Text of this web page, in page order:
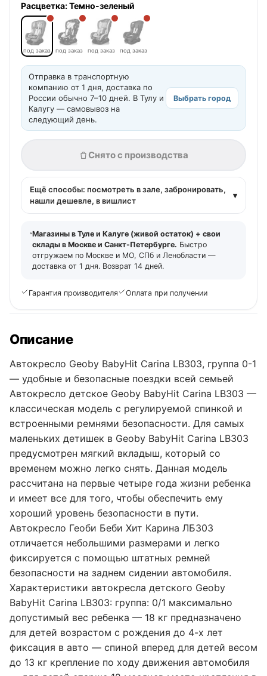
Расцветка:Темно-зеленый
под заказ под заказ под заказ под заказ
Отправка в транспортную
компанию от 1 дня, доставка по
России обычно 7–10 дней. В Тулу и
Калугу — самовывоз на
следующий день.
Выбрать город
Снято с производства
Ещё способы: посмотреть в зале, забронировать,
нашли дешевле, в вишлист
▾
Магазины в Туле и Калуге (живой остаток) + свои
склады в Москве и Санкт-Петербурге. Быстро
отгружаем по Москве и МО, СПб и Ленобласти —
доставка от 1 дня. Возврат 14 дней.
Гарантия производителя Оплата при получении
Описание
Автокресло Geoby BabyHit Carina LB303, группа 0-1
— удобные и безопасные поездки всей семьей
Автокресло детское Geoby BabyHit Carina LB303 —
классическая модель с регулируемой спинкой и
встроенными ремнями безопасности. Для самых
маленьких детишек в Geoby BabyHit Carina LB303
предусмотрен мягкий вкладыш, который со
временем можно легко снять. Данная модель
рассчитана на первые четыре года жизни ребенка
и имеет все для того, чтобы обеспечить ему
хороший уровень безопасности в пути.
Автокресло Геоби Беби Хит Карина ЛБ303
отличается небольшими размерами и легко
фиксируется с помощью штатных ремней
безопасности на заднем сидении автомобиля.
Характеристики автокресла детского Geoby
BabyHit Carina LB303: группа: 0/1 максимально
допустимый вес ребенка — 18 кг предназначено
для детей возрастом с рождения до 4-х лет
фиксация в авто — спиной вперед для детей весом
до 13 кг крепление по ходу движения автомобиля